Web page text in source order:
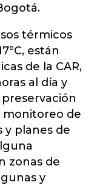
térmicos
están
de la CAR,
al día y
de
y planes de
zonas de
y